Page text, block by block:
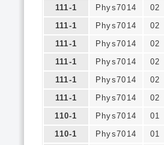
111-1
Phys7014 02
111-1
Phys7014 02
111-1
Phys7014 02
111-1
Phys7014 02
111-1
Phys7014 02
111-1
Phys7014 02
110-1
Phys7014 01
110-1
Phys7014 01